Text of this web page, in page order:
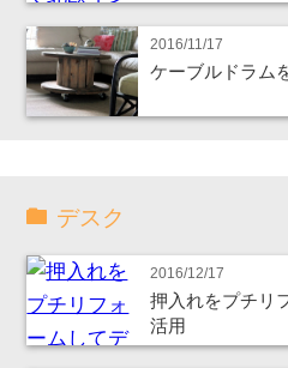
2016/11/17
ケーブルドラム
デスク
2016/12/17
押入れをプチリ
活用